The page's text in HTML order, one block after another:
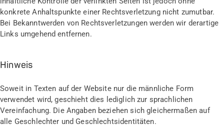
konkrete Anhaltspunkte einer Rechtsverletzung nicht zumutbar.
Bei Bekanntwerden von Rechtsverletzungen werden wir derartige
Links umgehend entfernen.
Hinweis
Soweit in Texten auf der Website nur die männliche Form
verwendet wird, geschieht dies lediglich zur sprachlichen
Vereinfachung. Die Angaben beziehen sich gleichermaßen auf
alle Geschlechter und Geschlechtsidentitäten.